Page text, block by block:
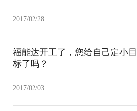
2017/02/28
福能达开工了，您给自己定小目
标了吗？
2017/02/03